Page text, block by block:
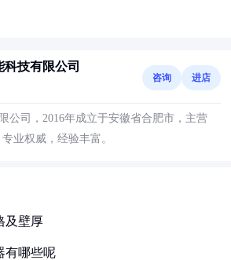
技有限公司
咨询 进店
公司，2016年成立于安徽省合肥市，主营
业权威，经验丰富。
及壁厚
有哪些呢